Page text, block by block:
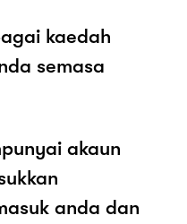
kaedah
semasa
akaun
anda dan